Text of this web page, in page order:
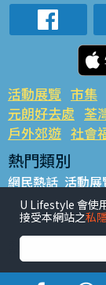
活動展覽 市集
元朗好去處 荃
戶外郊遊 社會
熱門類別
網民熱話 活動展
銅鑼灣好去處 元
餐廳情報 戶外郊
熱門標籤
#UGO搵好去處
U Lifestyle 會使
接受本網站之私